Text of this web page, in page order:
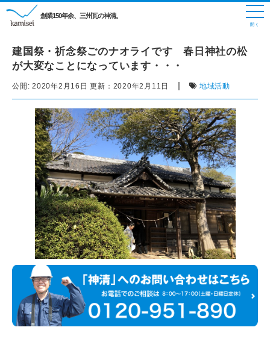
創業150年余、三州瓦の神清。
建国祭・祈念祭ごのナオライです 春日神社の松
が大変なことになっています・・・
公開: 2020年2月16日 更新： 2020年2月11日 | 地域活動